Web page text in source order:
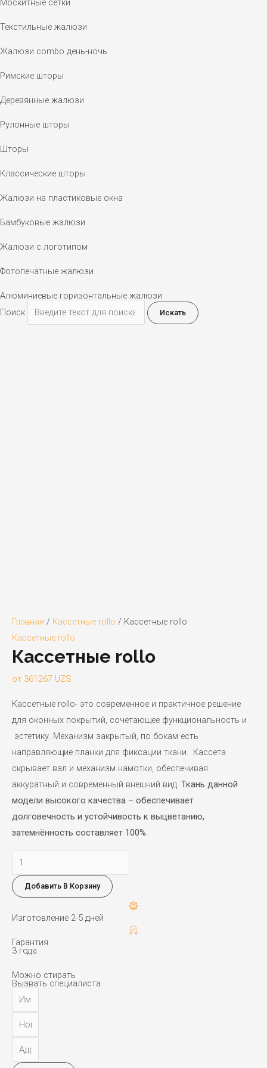
Москитные сетки
Текстильные жалюзи
Жалюзи combo день-ночь
Римские шторы
Деревянные жалюзи
Рулонные шторы
Шторы
Классические шторы
Жалюзи на пластиковые окна
Бамбуковые жалюзи
Жалюзи с логотипом
Фотопечатные жалюзи
Алюминиевые горизонтальные жалюзи
Поиск
Искать
Главная / Кассетные rollo / Кассетные rollo
Кассетные rollo
Кассетные rollo
от 361267 UZS
Кассетные rollo- это современное и практичное решение
для оконных покрытий, сочетающее функциональность и
эстетику. Механизм закрытый, по бокам есть
направляющие планки для фиксации ткани. Кассета
скрывает вал и механизм намотки, обеспечивая
аккуратный и современный внешний вид. Ткань данной
модели высокого качества – обеспечивает
долговечность и устойчивость к выцветанию,
затемнённость составляет 100%.
Количество
товара
Кассетные
Добавить В Корзину
Изготовление 2-5 дней
Гарантия
3 года
Можно стирать
Вызвать специалиста